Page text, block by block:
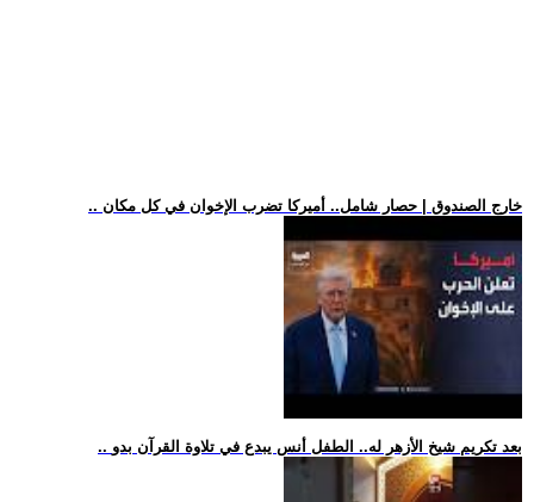
.. خارج الصندوق | حصار شامل.. أميركا تضرب الإخوان في كل مكان
.. بعد تكريم شيخ الأزهر له.. الطفل أنس يبدع في تلاوة القرآن بدو